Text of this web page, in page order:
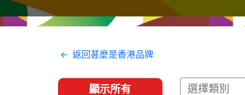
返回甚麼是香港品牌
顯示所有 選擇類別